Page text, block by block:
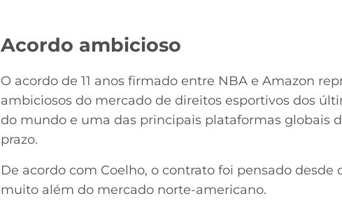
Acordo ambicioso
O acordo de 11 anos firmado entre NBA e Amazon
ambiciosos do mercado de direitos esportivos dos
do mundo e uma das principais plataformas globais
prazo.
De acordo com Coelho, o contrato foi pensado
muito além do mercado norte-americano.